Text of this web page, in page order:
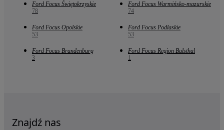
Ford Focus Świętokrzyskie
78
Ford Focus Warmińsko-mazurskie
74
Ford Focus Opolskie
53
Ford Focus Podlaskie
53
Ford Focus Brandenburg
3
Ford Focus Region Balsthal
1
Znajdź nas